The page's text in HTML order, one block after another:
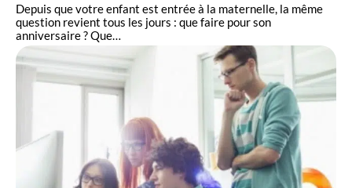
Depuis que votre enfant est entrée à la maternelle, la même
question revient tous les jours : que faire pour son
anniversaire ? Que…